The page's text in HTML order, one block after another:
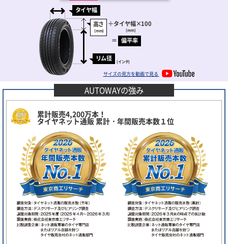
タイヤ幅
高さ
(mm)
÷タイヤ幅
(mm)
×100
＝ 偏平率
リム径 (インチ)
サイズの見方を動画で見る
AUTOWAYの強み
累計販売4,200万本！
タイヤネット通販 累計・年間販売本数１位